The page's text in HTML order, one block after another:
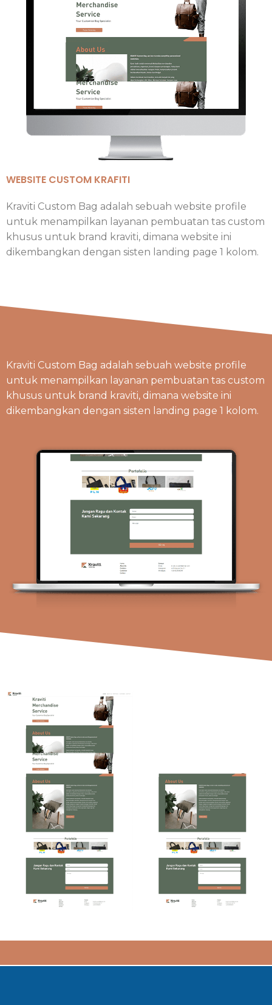
WEBSITE CUSTOM KRAFITI
Kraviti Custom Bag adalah sebuah website profile
untuk menampilkan layanan pembuatan tas custom
khusus untuk brand kraviti, dimana website ini
dikembangkan dengan sisten landing page 1 kolom.
Kraviti Custom Bag adalah sebuah website profile
untuk menampilkan layanan pembuatan tas custom
khusus untuk brand kraviti, dimana website ini
dikembangkan dengan sisten landing page 1 kolom.